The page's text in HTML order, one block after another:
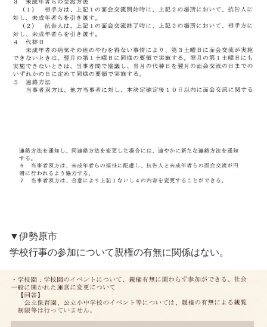
▼伊勢原市
学校行事の参加について親権の有無に関係はない。